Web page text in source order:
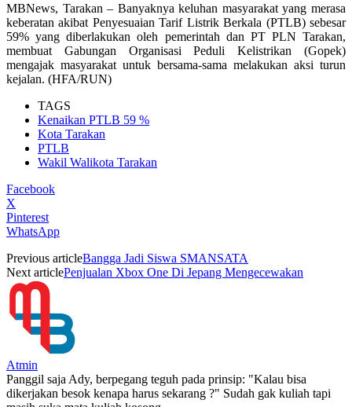
MBNews, Tarakan – Banyaknya keluhan masyarakat yang merasa
keberatan akibat Penyesuaian Tarif Listrik Berkala (PTLB) sebesar
59% yang diberlakukan oleh pemerintah dan PT PLN Tarakan,
membuat Gabungan Organisasi Peduli Kelistrikan (Gopek)
mengajak masyarakat untuk bersama-sama melakukan aksi turun
kejalan. (HFA/RUN)
TAGS
Kenaikan PTLB 59 %
Kota Tarakan
PTLB
Wakil Walikota Tarakan
Facebook
X
Pinterest
WhatsApp
Previous articleBangga Jadi Siswa SMANSATA
Next articlePenjualan Xbox One Di Jepang Mengecewakan
Atmin
Panggil saja Ady, berpegang teguh pada prinsip: "Kalau bisa
dikerjakan besok kenapa harus sekarang ?" Sudah gak kuliah tapi